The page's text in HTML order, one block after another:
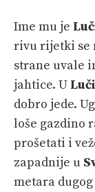
Ime mu je
rivu rijetki se
strane uvale
jahtice. U
dobro jede.
loše gazdino
prošetati i
zapadnije u
metara